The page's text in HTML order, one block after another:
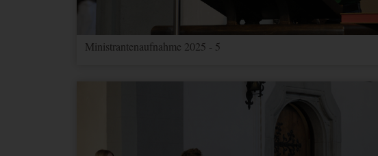
Ministrantenaufnahme 2025 - 5